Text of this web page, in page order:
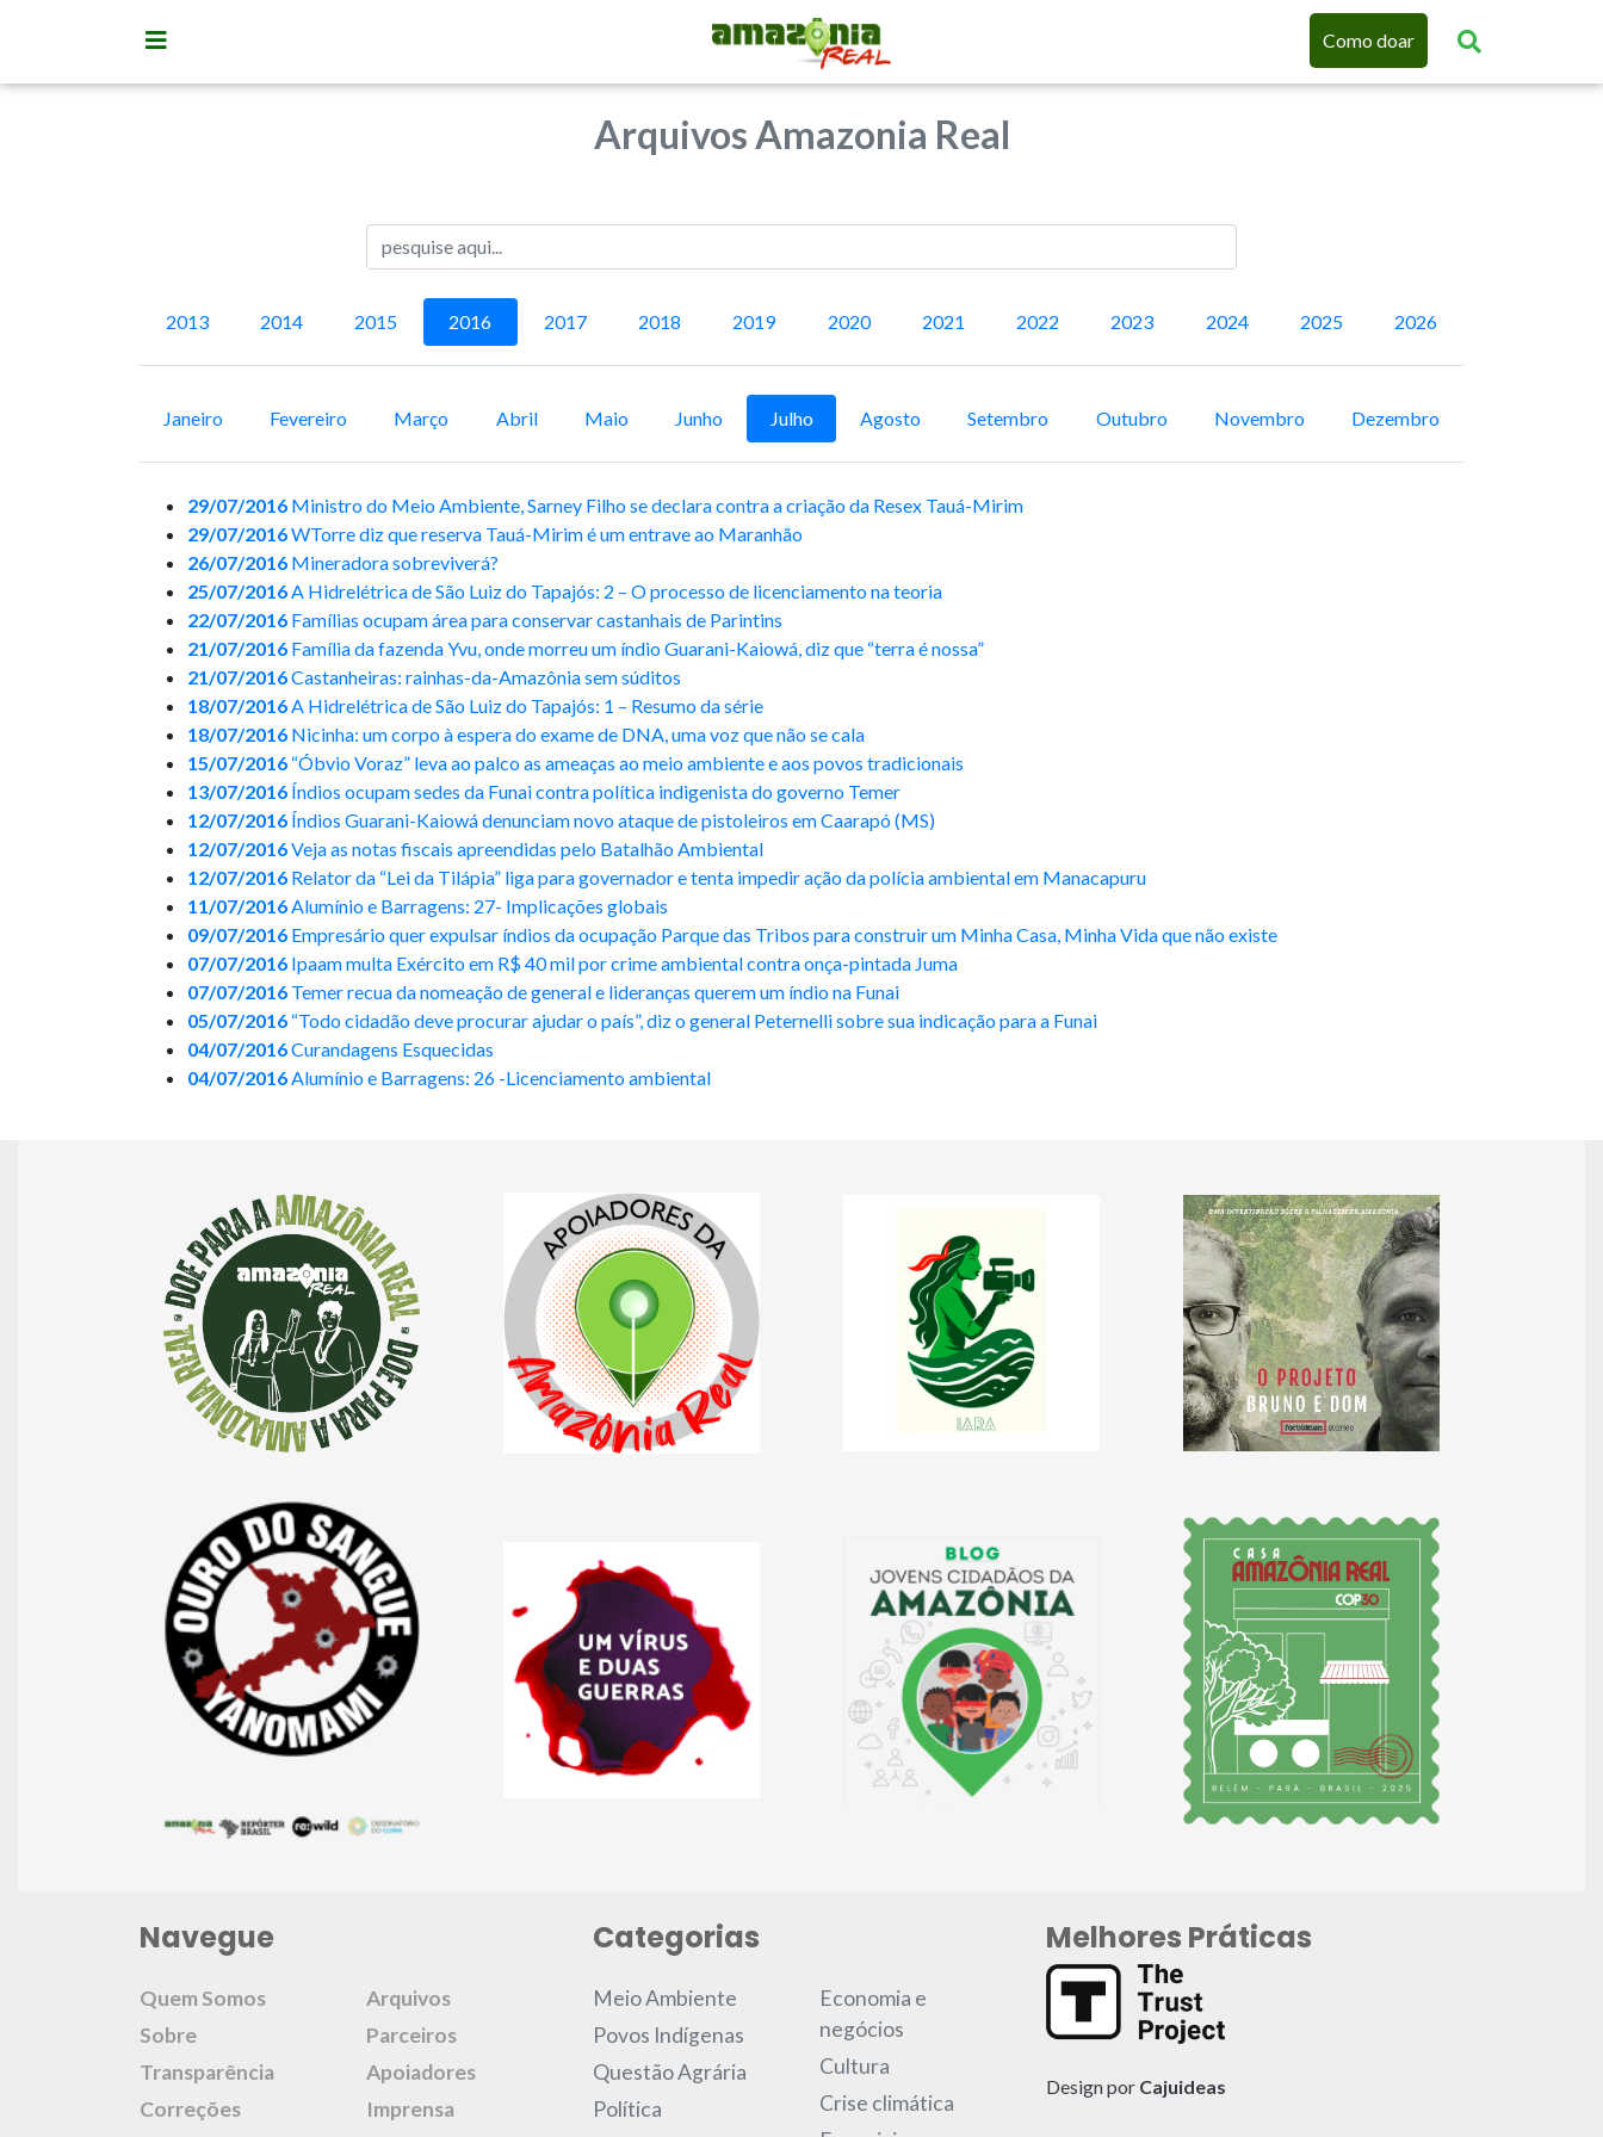
Como doar
Arquivos Amazonia Real
2013 2014 2015 2016 2017 2018 2019 2020 2021 2022 2023 2024 2025 2026
Janeiro Fevereiro Março Abril Maio Junho Julho Agosto Setembro Outubro Novembro Dezembro
29/07/2016 Ministro do Meio Ambiente, Sarney Filho se declara contra a criação da Resex Tauá-Mirim
29/07/2016WTorre diz que reserva Tauá-Mirim é um entrave ao Maranhão
26/07/2016 Mineradora sobreviverá?
25/07/2016A Hidrelétrica de São Luiz do Tapajós: 2 – O processo de licenciamento na teoria
22/07/2016 Famílias ocupam área para conservar castanhais de Parintins
21/07/2016 Família da fazenda Yvu, onde morreu um índio Guarani-Kaiowá, diz que “terra é nossa”
21/07/2016Castanheiras: rainhas-da-Amazônia sem súditos
18/07/2016A Hidrelétrica de São Luiz do Tapajós: 1 – Resumo da série
18/07/2016 Nicinha: um corpo à espera do exame de DNA, uma voz que não se cala
15/07/2016 “Óbvio Voraz” leva ao palco as ameaças ao meio ambiente e aos povos tradicionais
13/07/2016 Índios ocupam sedes da Funai contra política indigenista do governo Temer
12/07/2016 Índios Guarani-Kaiowá denunciam novo ataque de pistoleiros em Caarapó (MS)
12/07/2016Veja as notas fiscais apreendidas pelo Batalhão Ambiental
12/07/2016 Relator da “Lei da Tilápia” liga para governador e tenta impedir ação da polícia ambiental em Manacapuru
11/07/2016Alumínio e Barragens: 27- Implicações globais
09/07/2016 Empresário quer expulsar índios da ocupação Parque das Tribos para construir um Minha Casa, Minha Vida que não existe
07/07/2016 Ipaam multa Exército em R$ 40 mil por crime ambiental contra onça-pintada Juma
07/07/2016 Temer recua da nomeação de general e lideranças querem um índio na Funai
05/07/2016 “Todo cidadão deve procurar ajudar o país”, diz o general Peternelli sobre sua indicação para a Funai
04/07/2016Curandagens Esquecidas
04/07/2016Alumínio e Barragens: 26 -Licenciamento ambiental
Navegue
Quem Somos
Sobre
Transparência
Correções
Arquivos
Parceiros
Apoiadores
Imprensa
Categorias
Meio Ambiente
Povos Indígenas
Questão Agrária
Política
Economia e
negócios
Cultura
Crise climática
Melhores Práticas
Design por Cajuideas